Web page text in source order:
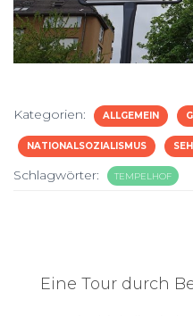
Kategorien: ALLGEMEIN
NATIONALSOZIALISMUS
Schlagwörter: TEMPELHOF
Eine Tour durch